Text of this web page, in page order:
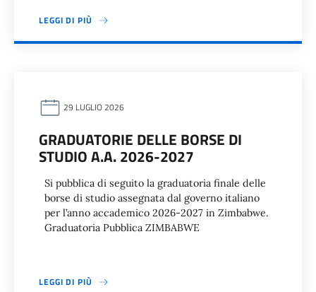
LEGGI DI PIÙ
29 LUGLIO 2026
GRADUATORIE DELLE BORSE DI
STUDIO A.A. 2026-2027
Si pubblica di seguito la graduatoria finale delle
borse di studio assegnata dal governo italiano
per l’anno accademico 2026-2027 in Zimbabwe.
Graduatoria Pubblica ZIMBABWE
LEGGI DI PIÙ